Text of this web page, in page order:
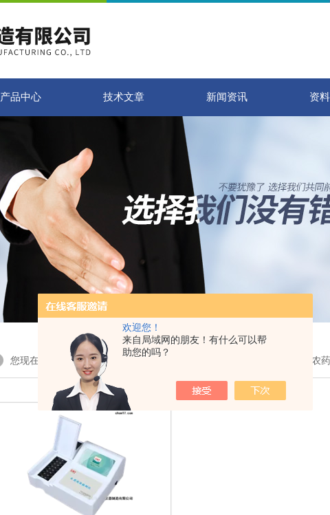
欢迎您！
来自局域网的朋友！有什么可以帮
助您的吗？
产品中心 技术文章 新闻资讯 资
您现在的位置：首页> 产品展示 > 农药残留检测仪 >深芬仪器CSY-N12农